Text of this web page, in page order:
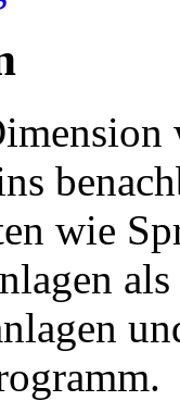
wie